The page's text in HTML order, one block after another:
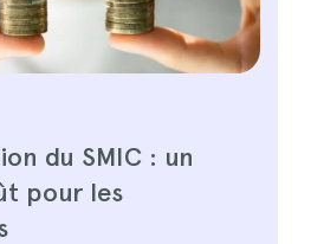
du SMIC : un
pour les